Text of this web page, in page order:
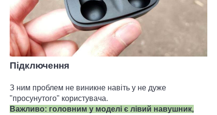
Підключення
З ним проблем не виникне навіть у не дуже
"просунутого" користувача.
Важливо: головним у моделі є лівий навушник,